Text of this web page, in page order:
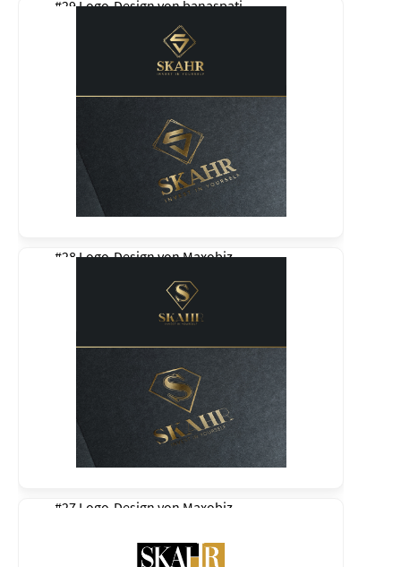
#29 Logo-Design vonbanaspati
#28 Logo-Design vonMaxobiz
#27 Logo-Design von Maxobiz